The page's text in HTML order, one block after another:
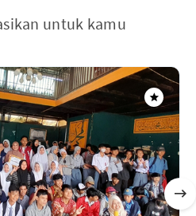
untuk kamu